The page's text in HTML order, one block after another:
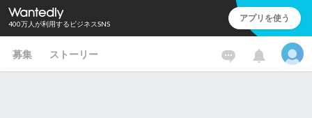
400万人が利用するビジネスSNS アプリを使う
募集 ストーリー